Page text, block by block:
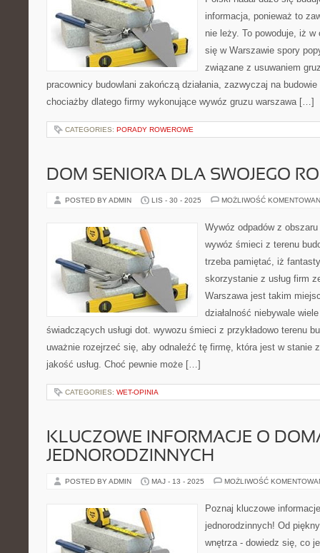
informacja, ponieważ to
nie leży. To powoduje, iż
się w Warszawie spory
związane z usuwaniem
pracownicy budowlani zakończą działania, zazwyczaj na
chociażby dlatego firmy wykonujące wywóz gruzu warszawa […]
CATEGORIES: PORADY ROWEROWE
DOM SENIORA DLA SWOJEGO
POSTED BY ADMIN LIS - 30 - 2025 MOŻLIWOŚĆ
Wywóz odpadów z
wywóz śmieci z terenu
trzeba pamiętać, iż
skorzystanie z usług firm
Warszawa jest takim
działalność niebywale
świadczących usługi dot. wywozu śmieci z przykładowo terenu
uważnie rozejrzeć się, aby odnaleźć tę firmę, która jest w stanie
jakość usług. Choć pewnie może […]
CATEGORIES: WET-OPINIA
KLUCZOWE INFORMACJE O
JEDNORODZINNYCH
POSTED BY ADMIN MAJ - 13 - 2025 MOŻLIWOŚĆ
Poznaj kluczowe
jednorodzinnych! Od
wnętrza - dowiedz się, co